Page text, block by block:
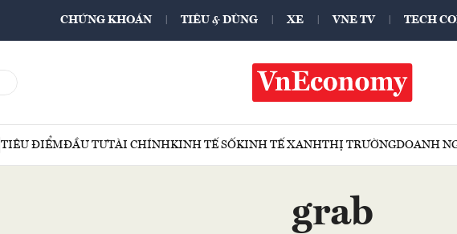
CHỨNG KHOÁN TIÊU & DÙNG XE VNE TV TECH
TIÊU ĐIỂMĐẦU TƯTÀI CHÍNHKINH TẾ SỐKINH TẾ XANHTHỊ TRƯỜNGDOANH
grab